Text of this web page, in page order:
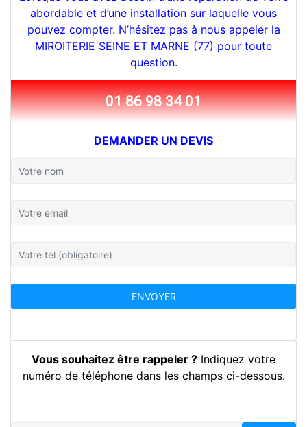
abordable et d’une installation sur laquelle vous
pouvez compter. N’hésitez pas à nous appeler la
MIROITERIE SEINE ET MARNE (77) pour toute
question.
01 86 98 34 01
DEMANDER UN DEVIS
Vous souhaitez être rappeler ? Indiquez votre
numéro de téléphone dans les champs ci-dessous.